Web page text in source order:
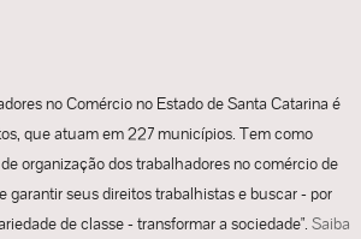
no Comércio no Estado de Santa Catarina é
que atuam em 227 municípios. Tem como
organização dos trabalhadores no comércio de
garantir seus direitos trabalhistas e buscar - por
de classe - transformar a sociedade".Saiba